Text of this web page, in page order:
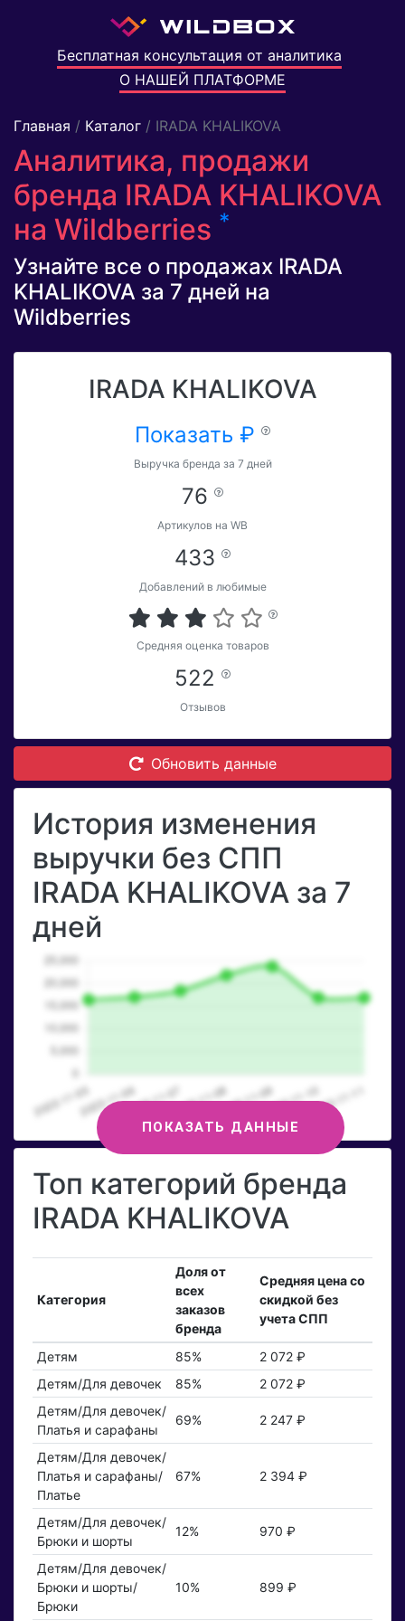
Бесплатная консультация от аналитика
О НАШЕЙ ПЛАТФОРМЕ
Главная / Каталог / IRADA KHALIKOVA
Аналитика, продажи
бренда IRADA KHALIKOVA
на Wildberries *
Узнайте все о продажах IRADA
KHALIKOVA за 7 дней на
Wildberries
IRADA KHALIKOVA
Показать ₽
Выручка бренда за 7 дней
76
Артикулов на WB
433
Добавлений в любимые
Средняя оценка товаров
522
Отзывов
Обновить данные
История изменения
выручки без СПП
IRADA KHALIKOVA за 7
дней
ПОКАЗАТЬ ДАННЫЕ
Топ категорий бренда
IRADA KHALIKOVA
Категория
Доля от
всех
заказов
бренда
Средняя цена со
скидкой без
учета СПП
Детям 85%
2 072 ₽
Детям/Для девочек
85%
2 072 ₽
Детям/Для девочек/
Платья и сарафаны
69% 2 247 ₽
Детям/Для девочек/
Платья и сарафаны/
Платье
67% 2 394 ₽
Детям/Для девочек/
Брюки и шорты
12% 970 ₽
Детям/Для девочек/
Брюки и шорты/
Брюки
10% 899 ₽